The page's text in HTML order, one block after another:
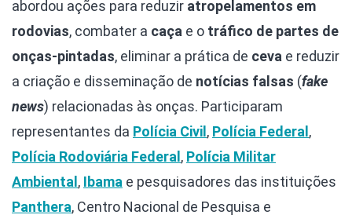
abordou ações para reduzir atropelamentos em
rodovias, combater a caça e o tráfico de partes de
onças-pintadas, eliminar a prática de ceva e reduzir
a criação e disseminação de notícias falsas (fake
news) relacionadas às onças. Participaram
representantes da Polícia Civil, Polícia Federal,
Polícia Rodoviária Federal, Polícia Militar
Ambiental, Ibama e pesquisadores das instituições
Panthera, Centro Nacional de Pesquisa e